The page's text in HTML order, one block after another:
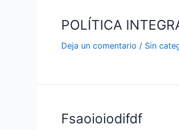
POLÍTICA
Deja un comentario / Sin
Fsaoioiodifdf